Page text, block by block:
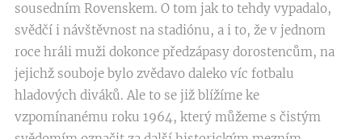
sousedním Rovenskem. O tom jak to tehdy vypadalo,
svědčí i návštěvnost na stadiónu, a i to, že v jednom
roce hráli muži dokonce předzápasy dorostencům, na
jejichž souboje bylo zvědavo daleko víc fotbalu
hladových diváků. Ale to se již blížíme ke
vzpomínanému roku 1964, který můžeme s čistým